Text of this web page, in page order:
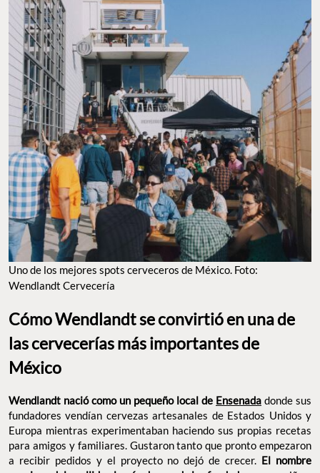
UNO DE LOS MEJORES SPOTS CERVECEROS DE MÉXICO. FOTO: WENDLANDT
CERVECERÍA
CómoWendlandt se convirtió en una de las
Wendlandt nació como un pequeño local deEnsenadadonde
sus fundadores vendían cervezas artesanales de Estados
Unidos y Europa mientras experimentaban haciendo sus propias
recetas para amigos y familiares. Gustaron tanto que pronto
nombre proviene del apellido alemán de uno de los
fundadores,un guiño a las influencias cerveceras que
inspiraron la marca. Con los años, y en paralelo con el auge
gastronómico que vivieron destinos como el Valle de Guadalupe,
Wendlandt se consolidó como una de las cervecerías